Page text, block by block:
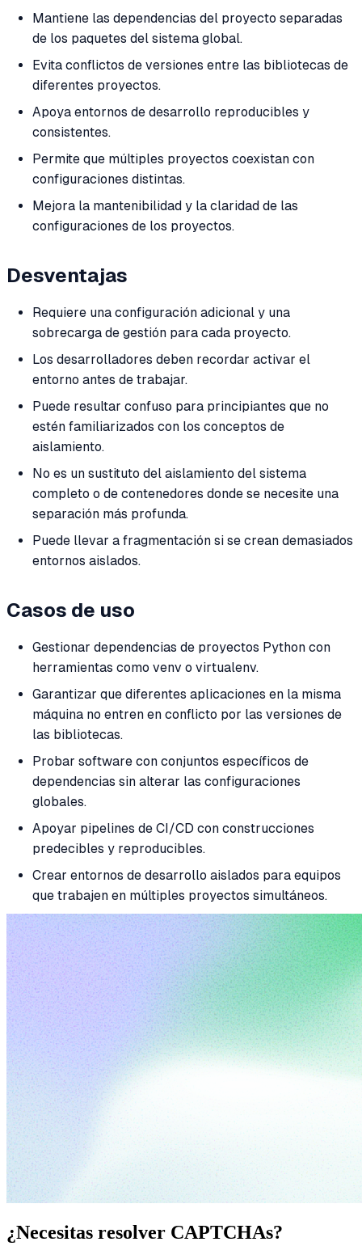
Mantiene las dependencias del proyecto separadas
de los paquetes del sistema global.
Evita conflictos de versiones entre las bibliotecas de
diferentes proyectos.
Apoya entornos de desarrollo reproducibles y
consistentes.
Permite que múltiples proyectos coexistan con
configuraciones distintas.
Mejora la mantenibilidad y la claridad de las
configuraciones de los proyectos.
Desventajas
Requiere una configuración adicional y una
sobrecarga de gestión para cada proyecto.
Los desarrolladores deben recordar activar el
entorno antes de trabajar.
Puede resultar confuso para principiantes que no
estén familiarizados con los conceptos de
aislamiento.
No es un sustituto del aislamiento del sistema
completo o de contenedores donde se necesite una
separación más profunda.
Puede llevar a fragmentación si se crean demasiados
entornos aislados.
Casos de uso
Gestionar dependencias de proyectos Python con
herramientas como venv o virtualenv.
Garantizar que diferentes aplicaciones en la misma
máquina no entren en conflicto por las versiones de
las bibliotecas.
Probar software con conjuntos específicos de
dependencias sin alterar las configuraciones
globales.
Apoyar pipelines de CI/CD con construcciones
predecibles y reproducibles.
Crear entornos de desarrollo aislados para equipos
que trabajen en múltiples proyectos simultáneos.
¿Necesitas resolver CAPTCHAs?